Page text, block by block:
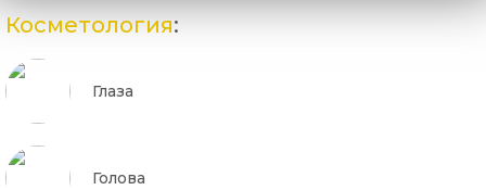
Косметология:
Глаза
Голова